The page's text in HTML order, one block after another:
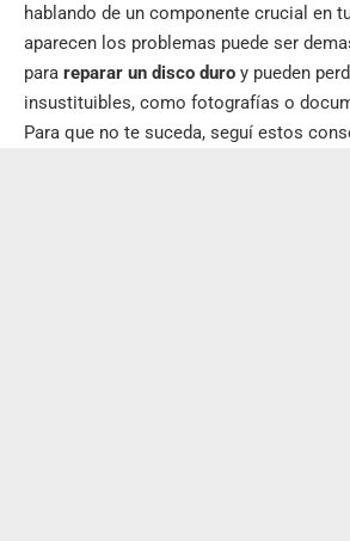
hablando de un componente crucial en
aparecen los problemas puede ser
para reparar un disco duro y pueden
insustituibles, como fotografías o
Para que no te suceda, seguí estos